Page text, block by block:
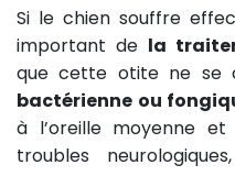
Si le chien souffre
important de la
que cette otite ne se
bactérienne ou
à l’oreille moyenne
troubles